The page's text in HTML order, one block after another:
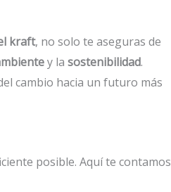
kraft, no solo te aseguras de
y la sostenibilidad.
cambio hacia un futuro más
posible. Aquí te contamos